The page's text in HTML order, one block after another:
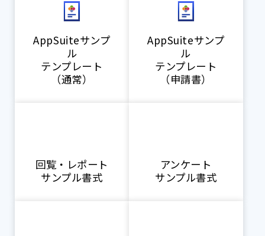
AppSuiteサンプ
ル
テンプレート
（通常）
AppSuiteサンプ
ル
テンプレート
（申請書）
回覧・レポート
サンプル書式
アンケート
サンプル書式